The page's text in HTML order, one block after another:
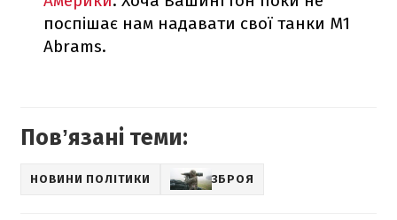
поспішає нам надавати свої танки M1
Abrams.
Повʼязані теми:
НОВИНИ ПОЛІТИКИ ЗБРОЯ